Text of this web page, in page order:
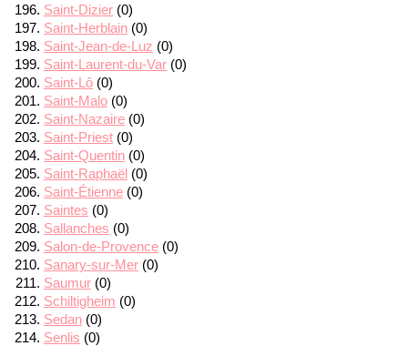
Saint-Dizier (0)
Saint-Herblain (0)
Saint-Jean-de-Luz (0)
Saint-Laurent-du-Var (0)
Saint-Lô (0)
Saint-Malo (0)
Saint-Nazaire (0)
Saint-Priest (0)
Saint-Quentin (0)
Saint-Raphaël (0)
Saint-Étienne (0)
Saintes (0)
Sallanches (0)
Salon-de-Provence (0)
Sanary-sur-Mer (0)
Saumur (0)
Schiltigheim (0)
Sedan (0)
Senlis (0)